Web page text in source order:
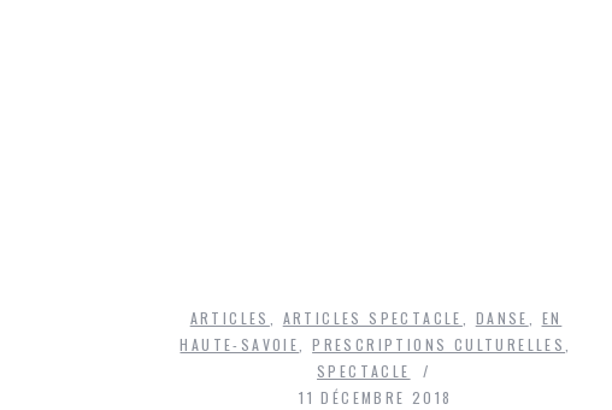
ARTICLES ARTICLES SPECTACLE DANSE
EN
HAUTE-SAVOIE
,PRESCRIPTIONS CULTURELLES
SPECTACLE
11 DÉCEMBRE 2018